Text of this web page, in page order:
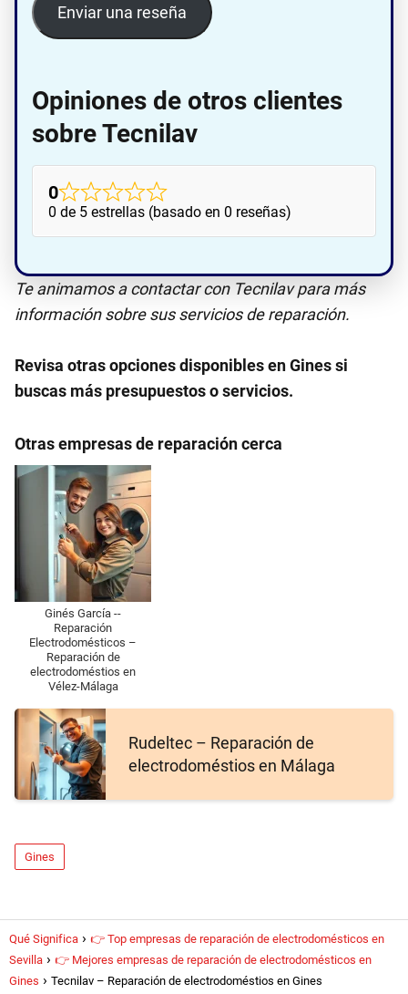
Enviar una reseña
Opiniones de otros clientes
sobre Tecnilav
0
0 de 5 estrellas (basado en 0 reseñas)
Te animamos a contactar con Tecnilav para más
información sobre sus servicios de reparación.
Revisa otras opciones disponibles en Gines si
buscas más presupuestos o servicios.
Otras empresas de reparación cerca
Ginés García --
Reparación
Electrodomésticos –
Reparación de
electrodoméstios en
Vélez-Málaga
Rudeltec – Reparación de
electrodoméstios en Málaga
Gines
Qué Significa
👉 Top empresas de reparación de electrodomésticos en
Sevilla
👉 Mejores empresas de reparación de electrodomésticos en
Gines
Tecnilav – Reparación de electrodoméstios en Gines